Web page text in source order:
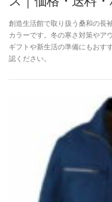
創造生活館で取り扱う桑和の長
カラーです。冬の寒さ対策やア
ギフトや新生活の準備にもおす
認ください。